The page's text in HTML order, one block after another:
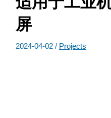
屏
2024-04-02/ Projects